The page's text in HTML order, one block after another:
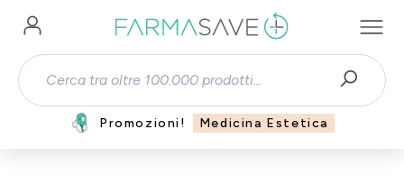
Passa al contenuto principale
Promozioni! Medicina Estetica